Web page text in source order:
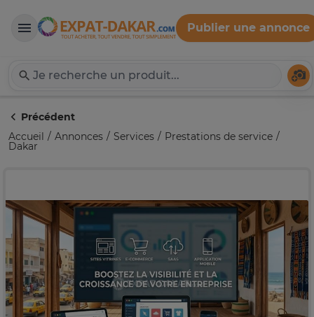
Expat-Dakar
Publier une annonce
Précédent
Accueil
Annonces Services Prestations de service
Dakar